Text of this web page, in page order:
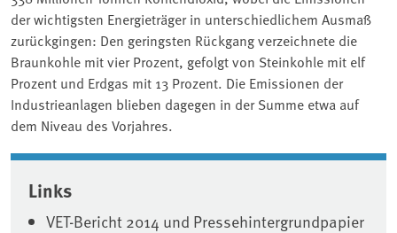
der wichtigsten Energieträger in unterschiedlichem Ausmaß
zurückgingen: Den geringsten Rückgang verzeichnete die
Braunkohle mit vier Prozent, gefolgt von Steinkohle mit elf
Prozent und Erdgas mit 13 Prozent. Die Emissionen der
Industrieanlagen blieben dagegen in der Summe etwa auf
dem Niveau des Vorjahres.
Associated content
Links
VET-Bericht 2014 und Pressehintergrundpapier